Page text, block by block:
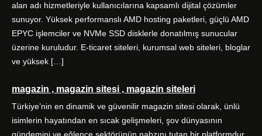
alan adı hizmetleriyle kullanıcılarına kapsamlı dijital çözümler
sunuyor. Yüksek performanslı AMD hosting paketleri, güçlü AMD
EPYC işlemciler ve NVMe SSD disklerle donatılmış sunucular
üzerine kuruludur. E-ticaret siteleri, kurumsal web siteleri, bloglar
ve yüksek […]
magazin , magazin sitesi , magazin siteleri
Türkiye’nin en dinamik ve güvenilir magazin sitesi olarak, ünlü
isimlerin hayatından en sıcak gelişmeleri, şov dünyasının